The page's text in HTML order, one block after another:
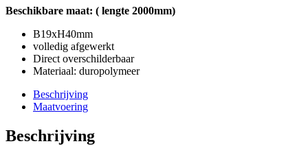
Beschikbare maat: ( lengte 2000mm)
B19xH40mm
volledig afgewerkt
Direct overschilderbaar
Materiaal: duropolymeer
Beschrijving
Maatvoering
Beschrijving